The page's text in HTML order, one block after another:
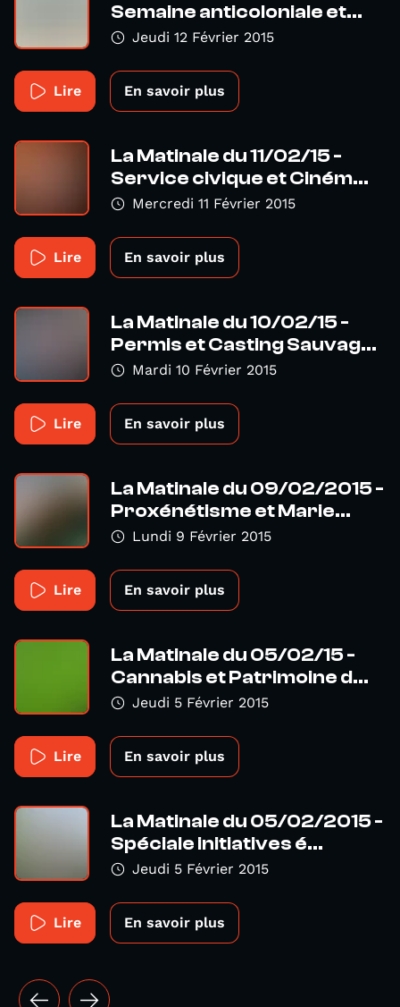
Semaine anticoloniale et...
Jeudi 12 Février 2015
Lire En savoir plus
La Matinale du 11/02/15 -
Service civique et Ciném...
Mercredi 11 Février 2015
Lire En savoir plus
La Matinale du 10/02/15 -
Permis et Casting Sauvag...
Mardi 10 Février 2015
Lire En savoir plus
La Matinale du 09/02/2015 -
Proxénétisme et Marie...
Lundi 9 Février 2015
Lire En savoir plus
La Matinale du 05/02/15 -
Cannabis et Patrimoine d...
Jeudi 5 Février 2015
Lire En savoir plus
La Matinale du 05/02/2015 -
Spéciale initiatives é...
Jeudi 5 Février 2015
Lire En savoir plus